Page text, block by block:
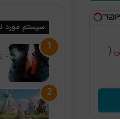
(
سیستم مورد